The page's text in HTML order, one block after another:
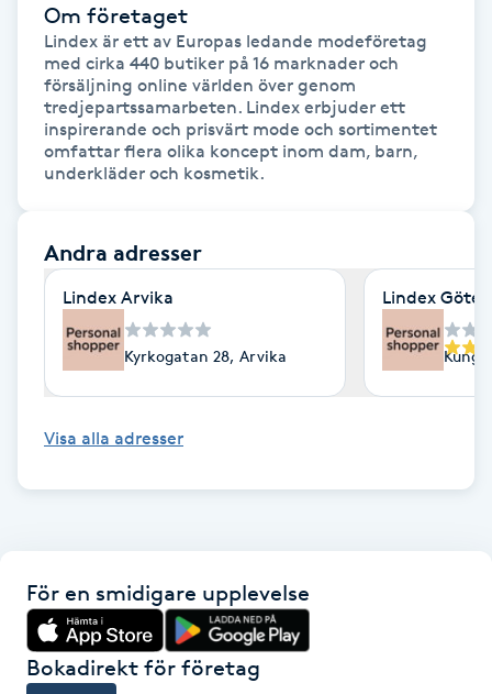
Fotsvamp
Fotvård
Fransar
Fransfärgning
Fransförlängning
Fransförlängning Volym
Fransrengöring
Frekvensterapi
Om företaget
Lindex är ett av Europas ledande modeföretag
med cirka 440 butiker på 16 marknader och
försäljning online världen över genom
tredjepartssamarbeten. Lindex erbjuder ett
inspirerande och prisvärt mode och sortimentet
omfattar flera olika koncept inom dam, barn,
underkläder och kosmetik.
Andra adresser
Lindex Arvika
Kyrkogatan 28, Arvika
Lindex
Visa alla adresser
För en smidigare upplevelse
Bokadirekt för företag